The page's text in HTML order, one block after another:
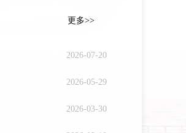
更多>>
2026-07-20
2026-05-29
2026-03-30